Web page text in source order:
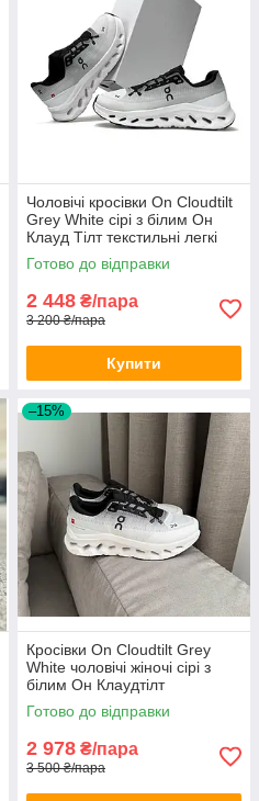
Чоловічі кросівки On Cloudtilt
Grey White сірі з білим Он
Клауд Тілт текстильні легкі
демісезонні весна літо
Готово до відправки
2 448 ₴/пара
3 200 ₴/пара
Купити
–15%
Кросівки On Cloudtilt Grey
White чоловічі жіночі сірі з
білим Он Клаудтілт
текстильні спортивні легкі
повсякденні весна літо
Готово до відправки
2 978 ₴/пара
3 500 ₴/пара